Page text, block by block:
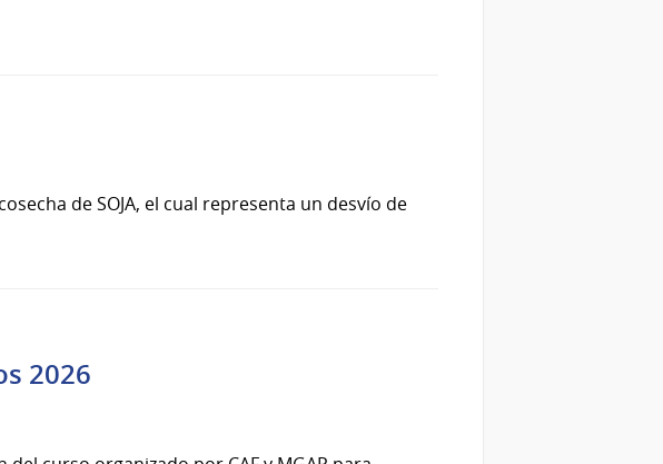
de SOJA, el cual representa un desvío de
2026